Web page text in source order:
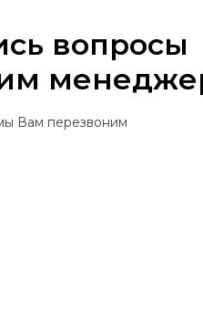
вопросы
Вам перезвоним